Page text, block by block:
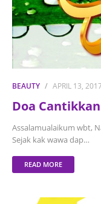
BEAUTY APRIL 13, 2017
Doa
Assalamualaikum wbt,
Sejak kak wawa dap…
READ MORE